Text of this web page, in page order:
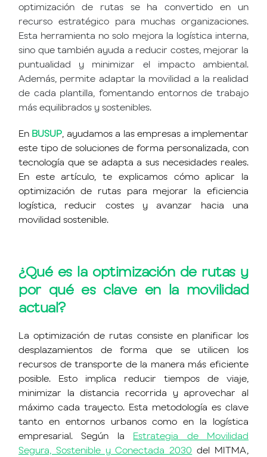
optimización de rutas se ha convertido en un
recurso estratégico para muchas organizaciones.
Esta herramienta no solo mejora la logística interna,
sino que también ayuda a reducir costes, mejorar la
puntualidad y minimizar el impacto ambiental.
Además, permite adaptar la movilidad a la realidad
de cada plantilla, fomentando entornos de trabajo
más equilibrados y sostenibles.
En BUSUP, ayudamos a las empresas a implementar
este tipo de soluciones de forma personalizada, con
tecnología que se adapta a sus necesidades reales.
En este artículo, te explicamos cómo aplicar la
optimización de rutas para mejorar la eficiencia
logística, reducir costes y avanzar hacia una
movilidad sostenible.
¿Qué es la optimización de rutas y
por qué es clave en la movilidad
actual?
La optimización de rutas consiste en planificar los
desplazamientos de forma que se utilicen los
recursos de transporte de la manera más eficiente
posible. Esto implica reducir tiempos de viaje,
minimizar la distancia recorrida y aprovechar al
máximo cada trayecto. Esta metodología es clave
tanto en entornos urbanos como en la logística
empresarial. Según la Estrategia de Movilidad
Segura, Sostenible y Conectada 2030 del MITMA,